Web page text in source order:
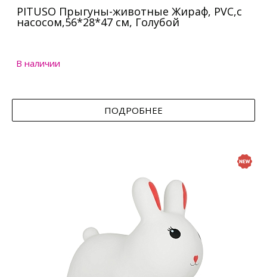
PITUSO Прыгуны-животные Жираф, PVC,с
насосом,56*28*47 см, Голубой
В наличии
ПОДРОБНЕЕ